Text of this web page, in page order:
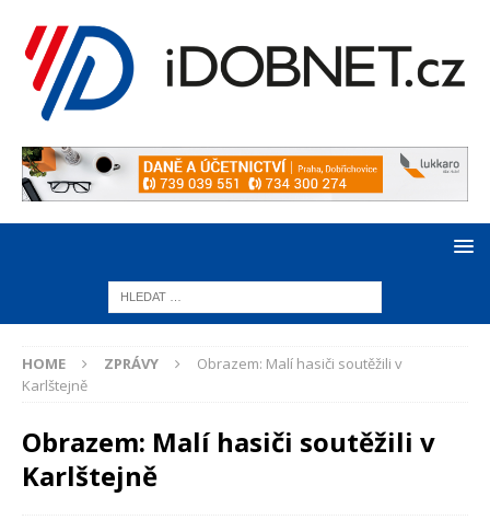
HOME ZPRÁVY
Obrazem: Malí hasiči soutěžili v
Karlštejně
Obrazem: Malí hasiči soutěžili v
Karlštejně